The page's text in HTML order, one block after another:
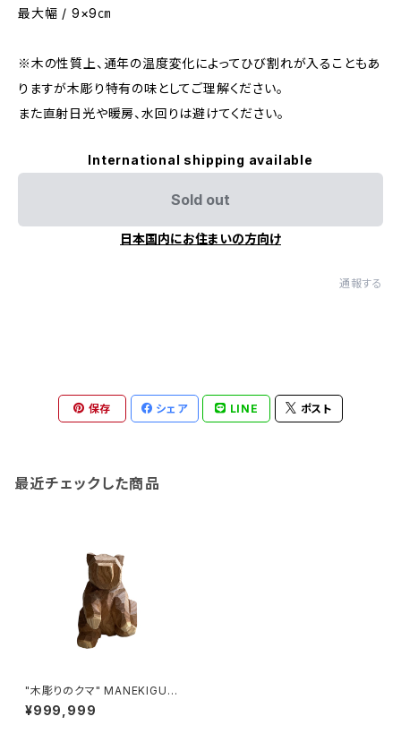
最大幅 / 9×9㎝
※木の性質上、通年の温度変化によってひび割れが入ることもあ
りますが木彫り特有の味としてご理解ください。
また直射日光や暖房、水回りは避けてください。
International shipping available
Sold out
日本国内にお住まいの方向け
通報する
保存 シェア LINE ポスト
最近チェックした商品
"木彫りのクマ" MANEKIGUM
A made in HOKKAIDO (エン
ジュ)
¥999,999